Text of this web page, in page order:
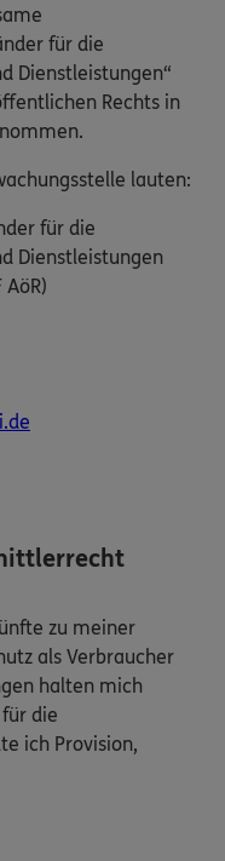
für die
Dienstleistungen“
Rechts in
lauten:
für die
Dienstleistungen
zu meiner
als Verbraucher
halten mich
die
ich Provision,